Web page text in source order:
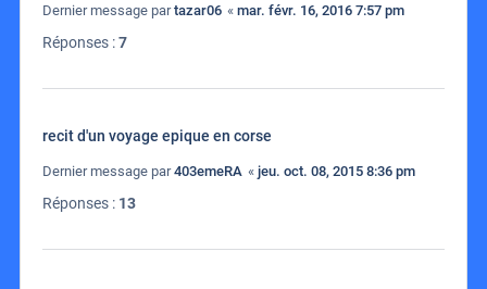
Dernier message partazar06 « mar. févr. 16, 2016 7:57 pm
Réponses :7
recit d'un voyage epique en corse
Dernier message par403emeRA « jeu. oct. 08, 2015 8:36 pm
Réponses : 13